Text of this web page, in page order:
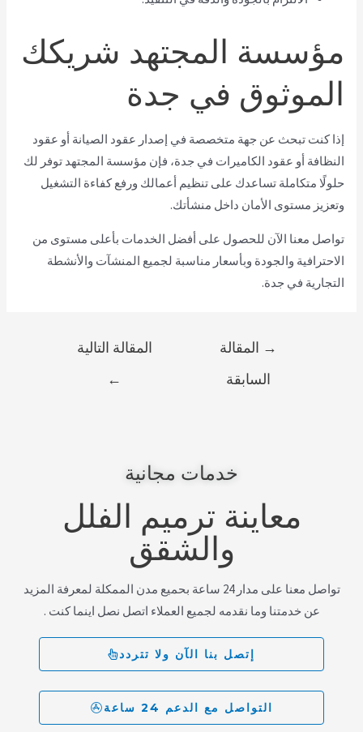
مؤسسة المجتهد شريكك
الموثوق في جدة
إذا كنت تبحث عن جهة متخصصة في إصدار عقود الصيانة أو عقود
النظافة أو عقود الكاميرات في جدة، فإن مؤسسة المجتهد توفر لك
حلولًا متكاملة تساعدك على تنظيم أعمالك ورفع كفاءة التشغيل
وتعزيز مستوى الأمان داخل منشأتك.
تواصل معنا الآن للحصول على أفضل الخدمات بأعلى مستوى من
الاحترافية والجودة وبأسعار مناسبة لجميع المنشآت والأنشطة
التجارية في جدة.
→ المقالة
السابقة
المقالة التالية
←
خدمات مجانية
معاينة ترميم الفلل
والشقق
تواصل معنا على مدار 24 ساعة بحميع مدن الممكلة لمعرفة المزيد
عن خدمتنا وما نقدمه لجميع العملاء اتصل نصل اينما كنت .
إتصل بنا الآن ولا تتردد
التواصل مع الدعم 24 ساعة